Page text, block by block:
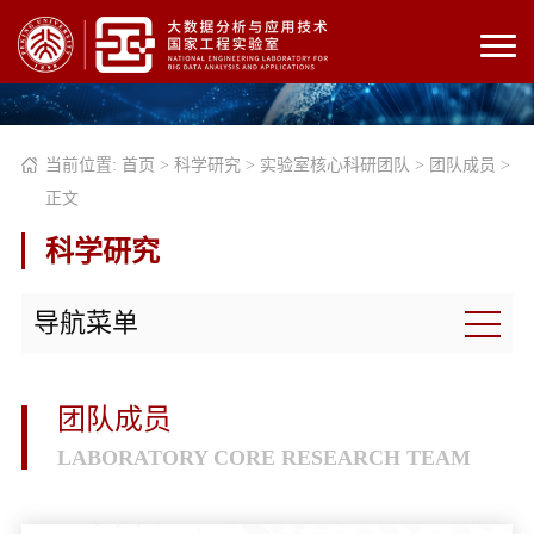
当前位置: 首页 > 科学研究 > 实验室核心科研团队 > 团队成员 >
正文
科学研究
导航菜单
团队成员
LABORATORY CORE RESEARCH TEAM